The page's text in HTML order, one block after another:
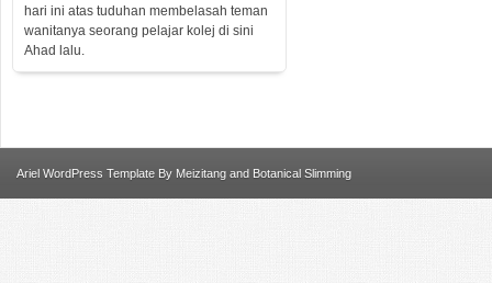
hari ini atas tuduhan membelasah teman
wanitanya seorang pelajar kolej di sini
Ahad lalu.
Ariel WordPress Template By Meizitang and Botanical Slimming